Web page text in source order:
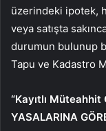
üzerindeki ipotek,
veya satışta
durumun bulunup
Tapu ve Kadastro
“Kayıtlı
YASALARINA